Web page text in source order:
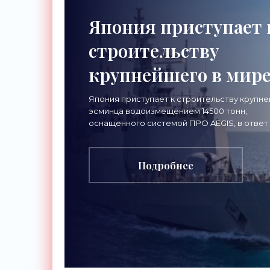
Япония приступает
строительству
крупнейшего в мире
эсминца с системой
ПРО AEGIS -
Япония приступает к строительству
эсминца водоизмещением 14500 тонн,
оснащенного системой ПРО AEGIS, в ответ
изменяющуюся ситуацию в Восточной
частности, на
Подробнее